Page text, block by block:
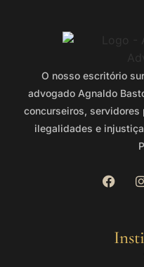
O nosso escritório
advogado Agnaldo
concurseiros,
ilegalidades e